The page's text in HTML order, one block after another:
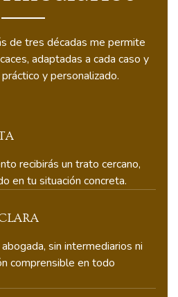
de tres décadas me permite
adaptadas a cada caso y
y personalizado.
recibirás un trato cercano,
en tu situación concreta.
sin intermediarios ni
comprensible en todo